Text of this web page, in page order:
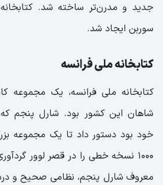
جدید و مدرن‌تر ساخته شد.
سوربن ایجاد شد.
کتابخانه ملی فرانسه
کتابخانه ملی فرانسه، یک
شاهان این کشور بود. شارل پنجم
خود بود دستور داد تا یک مجموعه
1000 نسخه خطی را در قصر لوور
معروف شارل پنجم، نظامی صحیح و